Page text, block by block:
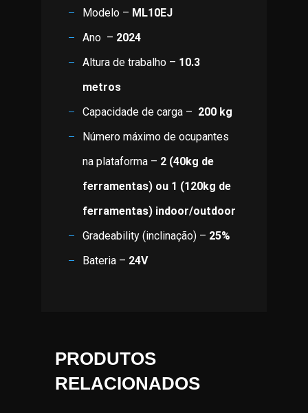
Modelo – ML10EJ
Ano – 2024
Altura de trabalho – 10.3
metros
Capacidade de carga – 200 kg
Número máximo de ocupantes
na plataforma – 2 (40kg de
ferramentas) ou 1 (120kg de
ferramentas) indoor/outdoor
Gradeability (inclinação) – 25%
Bateria – 24V
PRODUTOS
RELACIONADOS